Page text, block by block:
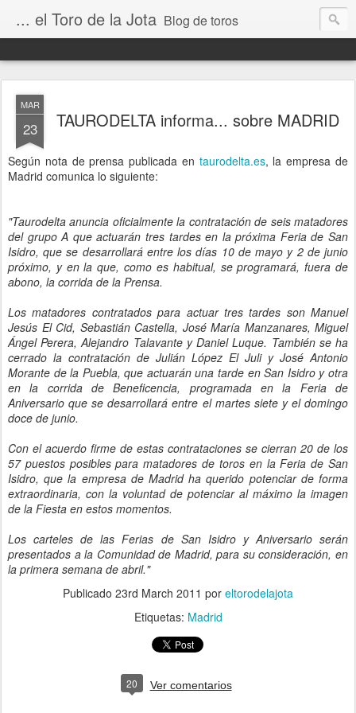
... el Toro de la Jota Blog de toros
MAR
23 TAURODELTA informa... sobre MADRID
Según nota de prensa publicada en taurodelta.es, la empresa de
Madrid comunica lo siguiente:
"Taurodelta anuncia oficialmente la contratación de seis matadores
del grupo A que actuarán tres tardes en la próxima Feria de San
Isidro, que se desarrollará entre los días 10 de mayo y 2 de junio
próximo, y en la que, como es habitual, se programará, fuera de
abono, la corrida de la Prensa.
Los matadores contratados para actuar tres tardes son Manuel
Jesús El Cid, Sebastián Castella, José María Manzanares, Miguel
Ángel Perera, Alejandro Talavante y Daniel Luque. También se ha
cerrado la contratación de Julián López El Juli y José Antonio
Morante de la Puebla, que actuarán una tarde en San Isidro y otra
en la corrida de Beneficencia, programada en la Feria de
Aniversario que se desarrollará entre el martes siete y el domingo
doce de junio.
Con el acuerdo firme de estas contrataciones se cierran 20 de los
57 puestos posibles para matadores de toros en la Feria de San
Isidro, que la empresa de Madrid ha querido potenciar de forma
extraordinaria, con la voluntad de potenciar al máximo la imagen
de la Fiesta en estos momentos.
Los carteles de las Ferias de San Isidro y Aniversario serán
presentados a la Comunidad de Madrid, para su consideración, en
la primera semana de abril."
Publicado 23rd March 2011 por eltorodelajota
Etiquetas: Madrid
20 Ver comentarios